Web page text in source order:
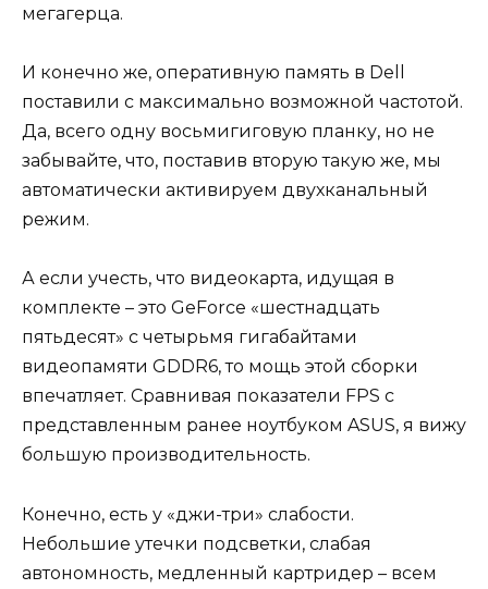
мегагерца.
И конечно же, оперативную память в Dell
поставили с максимально возможной частотой.
Да, всего одну восьмигиговую планку, но не
забывайте, что, поставив вторую такую же, мы
автоматически активируем двухканальный
режим.
А если учесть, что видеокарта, идущая в
комплекте – это GeForce «шестнадцать
пятьдесят» с четырьмя гигабайтами
видеопамяти GDDR6, то мощь этой сборки
впечатляет. Сравнивая показатели FPS с
представленным ранее ноутбуком ASUS, я вижу
большую производительность.
Конечно, есть у «джи-три» слабости.
Небольшие утечки подсветки, слабая
автономность, медленный картридер – всем